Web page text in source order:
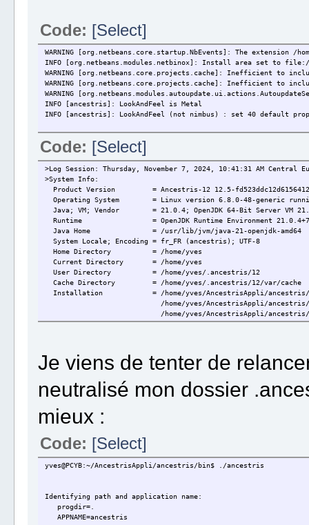
Code: [Select]
WARNING [org.netbeans.core.startup.NbEvents]: The
INFO [org.netbeans.modules.netbinox]: Install area set to file:/
WARNING [org.netbeans.core.projects.cache]: Inefficient to
WARNING [org.netbeans.core.projects.cache]: Inefficient to
WARNING
INFO [ancestris]: LookAndFeel is Metal
INFO [ancestris]: LookAndFeel (not nimbus) : set 40 default
Code: [Select]
>Log Session: Thursday, November 7, 2024, 10:41:31 AM Central
>System Info:
Product Version = Ancestris-12 12.5-
Operating System = Linux version 6.8.0-48-generic
Java; VM; Vendor = 21.0.4; OpenJDK 64-Bit Server VM
Runtime = OpenJDK Runtime Environment 21.0.4+7-
Java Home = /usr/lib/jvm/java-21-openjdk-amd64
System Locale; Encoding = fr_FR (ancestris); UTF-8
Home Directory = /home/yves
Current Directory = /home/yves
User Directory = /home/yves/.ancestris/12
Cache Directory = /home/yves/.ancestris/12/var/cache
Installation = /home/yves/AncestrisAppli/ancestris/
/home/yves/AncestrisAppli/ancestris/
/home/yves/AncestrisAppli/ancestris/
Je viens de tenter de
neutralisé mon dossier
mieux :
Code: [Select]
yves@PCYB:~/AncestrisAppli/ancestris/bin$ ./ancestris
Identifying path and application name:
progdir=.
APPNAME=ancestris